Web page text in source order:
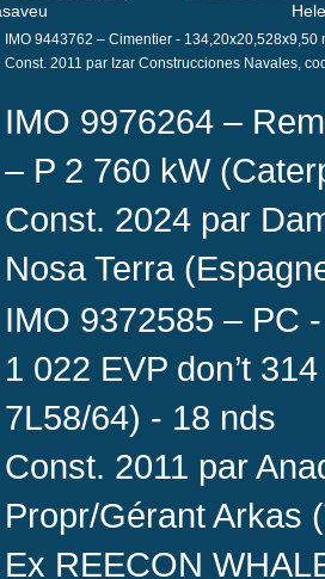
IMO 9443762 – Cimentier -
Const. 2011 par Izar Construcciones Navales,
IMO 9976264 –
– P 2 760 kW
Const. 2024 par
Nosa Terra
IMO 9372585 – PC
1 022 EVP don’t
7L58/64) - 18 nds
Const. 2011 par
Propr/Gérant Arkas
Ex REECON